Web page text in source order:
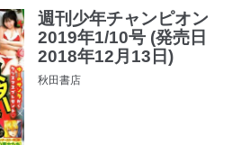
週刊少年チャンピオン
2019年1/10号 (発売日
2018年12月13日)
秋田書店